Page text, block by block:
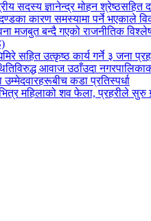
सदस्य ज्ञानेन्द्र मोहन श्रेष्ठसहित
कारण समस्यामा पर्ने भएकाले
मजबुत बन्दै गएको राजनीतिक
सहित उत्कृष्ठ कार्य गर्ने ३ जना
आवाज उठाँउदा
कडा प्रतिस्पर्धा
महिलाको शव फेला, प्रहरीले सुरु